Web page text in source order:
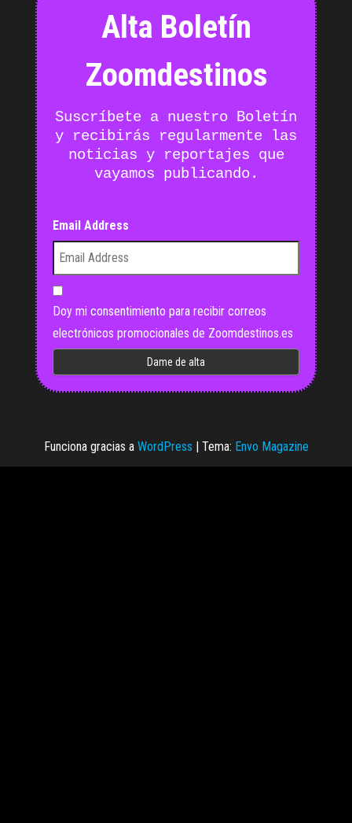
Alta Boletín
Zoomdestinos
Suscríbete a nuestro Boletín
y recibirás regularmente las
noticias y reportajes que
vayamos publicando.
Email Address
Doy mi consentimiento para recibir correos
electrónicos promocionales de Zoomdestinos.es
Funciona gracias a WordPress Tema: Envo Magazine